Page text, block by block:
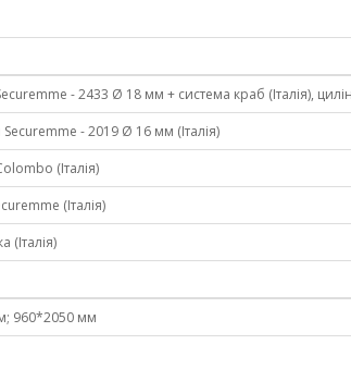
- 2433 Ø 18 мм + система краб (Італія),
- 2019 Ø 16 мм (Італія)
(Італія)
(Італія)
(Італія)
960*2050 мм